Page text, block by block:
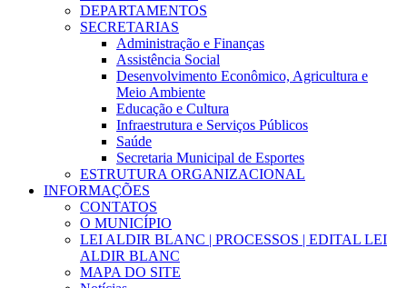
DEPARTAMENTOS
SECRETARIAS
Administração e Finanças
Assistência Social
Desenvolvimento Econômico, Agricultura e
Meio Ambiente
Educação e Cultura
Infraestrutura e Serviços Públicos
Saúde
Secretaria Municipal de Esportes
ESTRUTURA ORGANIZACIONAL
INFORMAÇÕES
CONTATOS
O MUNICÍPIO
LEI ALDIR BLANC | PROCESSOS | EDITAL LEI
ALDIR BLANC
MAPA DO SITE